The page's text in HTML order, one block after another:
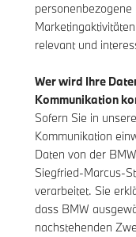
relevant und
Wer wird Ihre
Kommunikation
Sofern Sie in
Kommunikation
Daten von der
Siegfried-Marcus-
verarbeitet. Sie
dass BMW
nachstehenden